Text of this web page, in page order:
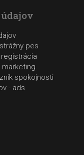
pes
marketing
spokojnosti
- ads